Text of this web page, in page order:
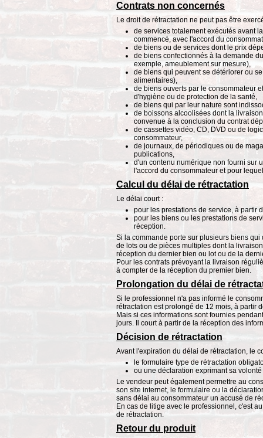
Contrats non concernés
Le droit de rétractation ne peut pas être
de services totalement exécutés avant
commencé, avec l'accord du
de biens ou de services dont le prix
de biens confectionnés à la demande
exemple, ameublement sur mesure),
de biens qui peuvent se détériorer ou
alimentaires),
de biens ouverts par le consommateur
d'hygiène ou de protection de la santé,
de biens qui par leur nature sont
de boissons alcoolisées dont la
convenue à la conclusion du contrat
de cassettes vidéo, CD, DVD ou de
consommateur,
de journaux, de périodiques ou de
publications,
d'un contenu numérique non fourni sur
l'accord du consommateur et pour
Calcul du délai de rétractation
Le délai court :
pour les prestations de service, à partir
pour les biens ou les prestations de
réception.
Si la commande porte sur plusieurs biens
de lots ou de pièces multiples dont la
réception du dernier bien ou lot ou de la
Pour les contrats prévoyant la livraison
à compter de la réception du premier bien.
Prolongation du délai de
Si le professionnel n'a pas informé le
rétractation est prolongé de 12 mois, à partir
Mais si ces informations sont fournies
jours. Il court à partir de la réception des
Décision de rétractation
Avant l'expiration du délai de rétractation, le
le formulaire type de rétractation
ou une déclaration exprimant sa volonté
Le vendeur peut également permettre au
son site internet, le formulaire ou la
sans délai au consommateur un accusé de
En cas de litige avec le professionnel, c'est
de rétractation.
Retour du produit